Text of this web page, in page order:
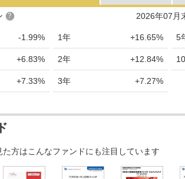
2026年07月
-1.99%
+6.83%
+7.33%
1年 +16.65%
2年 +12.84%
3年 +7.27%
5
た方はこんなファンドにも注目しています